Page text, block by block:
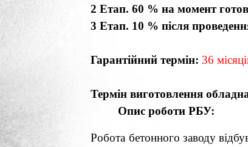
2 Етап. 60 % на момент
3 Етап. 10 % після
Гарантійний термін: 36
Термін виготовлення
Опис роботи РБУ:
Робота бетонного заводу